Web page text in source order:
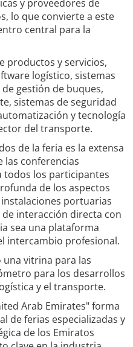
y proveedores de
lo que convierte a este
central para la
productos y servicios,
logístico, sistemas
gestión de buques,
sistemas de seguridad
y tecnología
del transporte.
de la feria es la extensa
las conferencias
todos los participantes
de los aspectos
portuarias
interacción directa con
sea una plataforma
intercambio profesional.
vitrina para las
para los desarrollos
y el transporte.
Arab Emirates" forma
de ferias especializadas y
de los Emiratos